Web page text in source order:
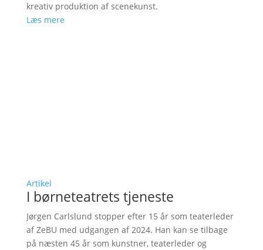
kreativ produktion af scenekunst.
Læs mere
Artikel
I børneteatrets tjeneste
Jørgen Carlslund stopper efter 15 år som teaterleder
af ZeBU med udgangen af 2024. Han kan se tilbage
på næsten 45 år som kunstner, teaterleder og